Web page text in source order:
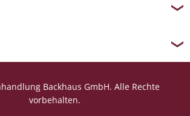
Backhaus GmbH. Alle Rechte
vorbehalten.